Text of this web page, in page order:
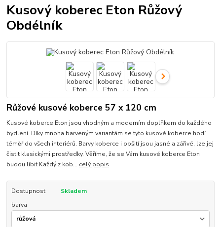
Kusový koberec Eton Růžový
Obdélník
Růžové kusové koberce 57 x 120 cm
Kusové koberce Eton jsou vhodným a moderním doplňkem do každého
bydlení. Díky mnoha barveným variantám se tyto kusové koberce hodí
téměř do všech interiérů. Barvy koberce i obšití jsou jasné a zářivé, lze jej
čistit klasickými prostředky. Věříme, že se Vám kusové koberce Eton
budou líbit Každý z kob... celý popis
Dostupnost
Skladem
barva